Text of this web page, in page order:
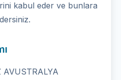
kabul eder ve bunlara
AVUSTRALYA